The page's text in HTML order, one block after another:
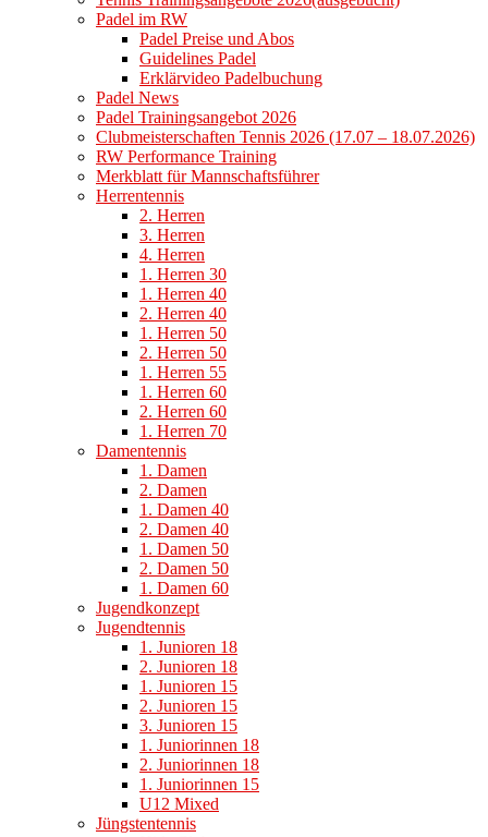
Padel im RW
Padel Preise und Abos
Guidelines Padel
Erklärvideo Padelbuchung
Padel News
Padel Trainingsangebot 2026
Clubmeisterschaften Tennis 2026 (17.07 – 18.07.2026)
RW Performance Training
Merkblatt für Mannschaftsführer
Herrentennis
2. Herren
3. Herren
4. Herren
1. Herren 30
1. Herren 40
2. Herren 40
1. Herren 50
2. Herren 50
1. Herren 55
1. Herren 60
2. Herren 60
1. Herren 70
Damentennis
1. Damen
2. Damen
1. Damen 40
2. Damen 40
1. Damen 50
2. Damen 50
1. Damen 60
Jugendkonzept
Jugendtennis
1. Junioren 18
2. Junioren 18
1. Junioren 15
2. Junioren 15
3. Junioren 15
1. Juniorinnen 18
2. Juniorinnen 18
1. Juniorinnen 15
U12 Mixed
Jüngstentennis